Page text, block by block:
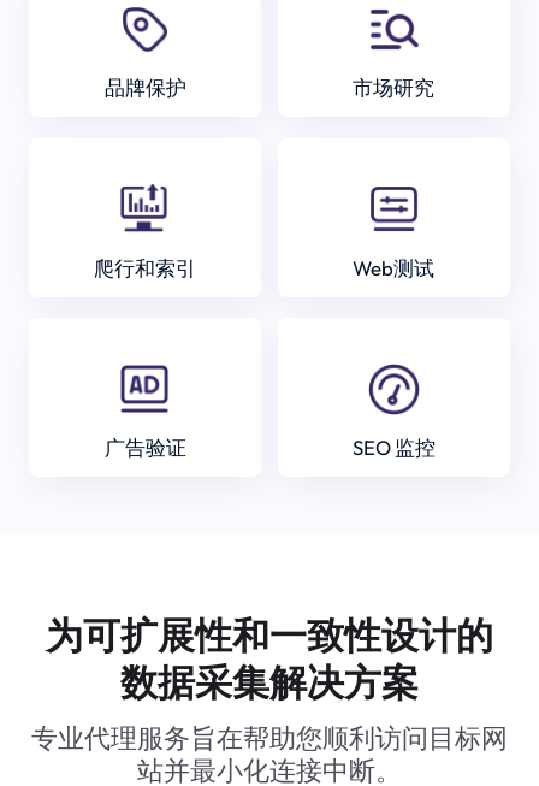
品牌保护 市场研究
爬行和索引 Web测试
广告验证 SEO 监控
为可扩展性和一致性设计的
数据采集解决方案
专业代理服务旨在帮助您顺利访问目标网
站并最小化连接中断。